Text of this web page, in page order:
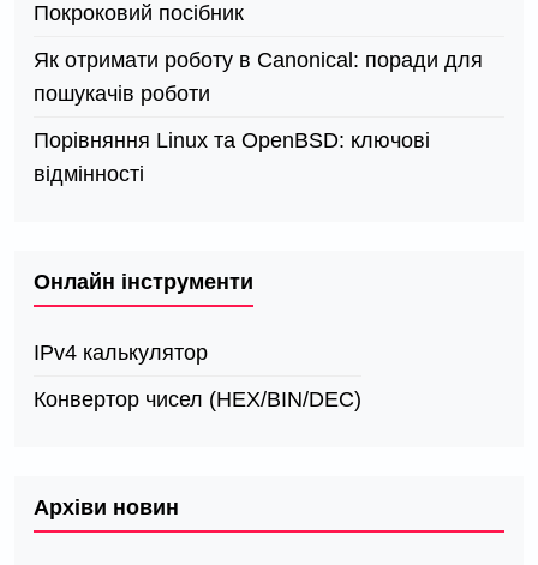
Покроковий посібник
Як отримати роботу в Canonical: поради для
пошукачів роботи
Порівняння Linux та OpenBSD: ключові
відмінності
Онлайн інструменти
IPv4 калькулятор
Конвертор чисел (HEX/BIN/DEC)
Архіви новин